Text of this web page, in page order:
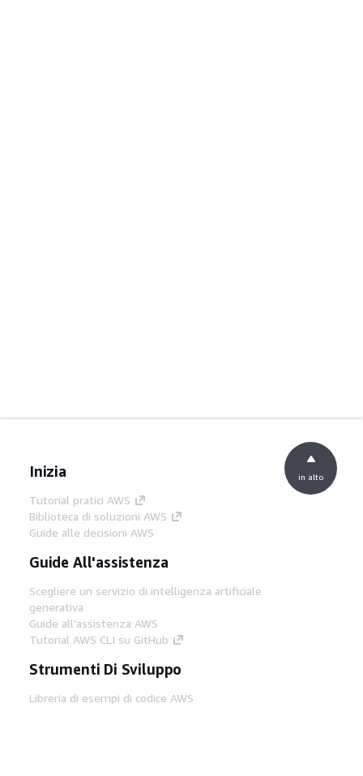
Inizia
Tutorial pratici AWS
Biblioteca di soluzioni AWS
Guide alle decisioni AWS
Guide All'assistenza
Scegliere un servizio di intelligenza artificiale
generativa
Guide all'assistenza AWS
Tutorial AWS CLI su GitHub
Strumenti Di Sviluppo
Libreria di esempi di codice AWS
in alto